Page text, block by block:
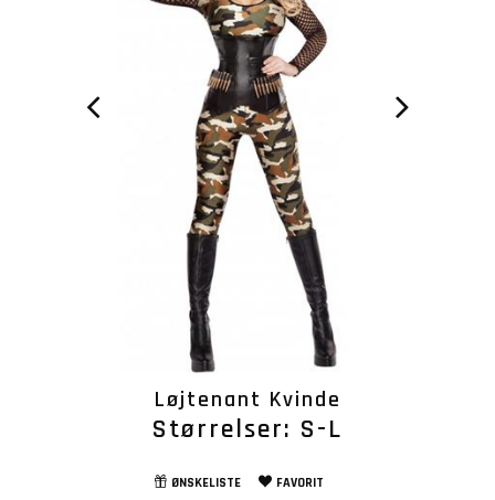
Løjtenant Kvinde
Størrelser: S-L
ØNSKELISTE FAVORIT